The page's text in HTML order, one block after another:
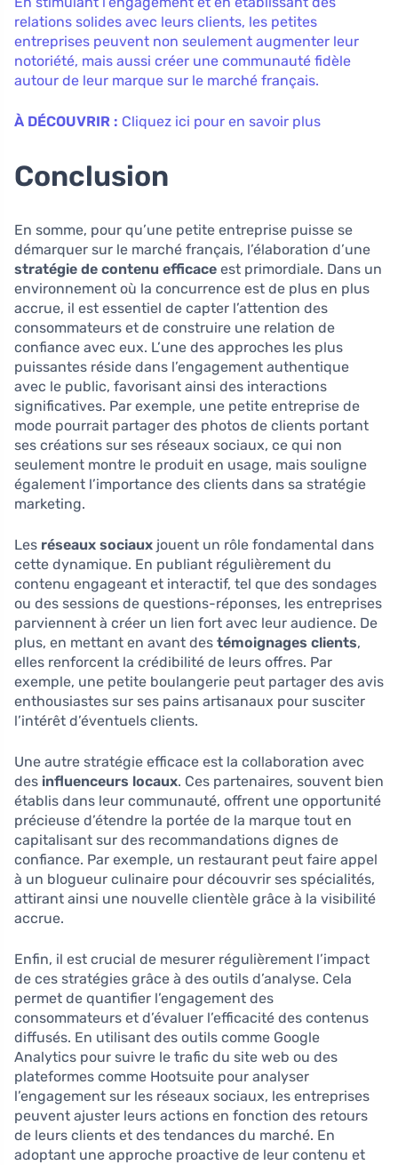
relations solides avec leurs clients, les petites
entreprises peuvent non seulement augmenter leur
notoriété, mais aussi créer une communauté fidèle
autour de leur marque sur le marché français.
À DÉCOUVRIR : Cliquez ici pour en savoir plus
Conclusion
En somme, pour qu’une petite entreprise puisse se
démarquer sur le marché français, l’élaboration d’une
stratégie de contenu efficace est primordiale. Dans un
environnement où la concurrence est de plus en plus
accrue, il est essentiel de capter l’attention des
consommateurs et de construire une relation de
confiance avec eux. L’une des approches les plus
puissantes réside dans l’engagement authentique
avec le public, favorisant ainsi des interactions
significatives. Par exemple, une petite entreprise de
mode pourrait partager des photos de clients portant
ses créations sur ses réseaux sociaux, ce qui non
seulement montre le produit en usage, mais souligne
également l’importance des clients dans sa stratégie
marketing.
Les réseaux sociaux jouent un rôle fondamental dans
cette dynamique. En publiant régulièrement du
contenu engageant et interactif, tel que des sondages
ou des sessions de questions-réponses, les entreprises
parviennent à créer un lien fort avec leur audience. De
plus, en mettant en avant des témoignages clients,
elles renforcent la crédibilité de leurs offres. Par
exemple, une petite boulangerie peut partager des avis
enthousiastes sur ses pains artisanaux pour susciter
l’intérêt d’éventuels clients.
Une autre stratégie efficace est la collaboration avec
des influenceurs locaux. Ces partenaires, souvent bien
établis dans leur communauté, offrent une opportunité
précieuse d’étendre la portée de la marque tout en
capitalisant sur des recommandations dignes de
confiance. Par exemple, un restaurant peut faire appel
à un blogueur culinaire pour découvrir ses spécialités,
attirant ainsi une nouvelle clientèle grâce à la visibilité
accrue.
Enfin, il est crucial de mesurer régulièrement l’impact
de ces stratégies grâce à des outils d’analyse. Cela
permet de quantifier l’engagement des
consommateurs et d’évaluer l’efficacité des contenus
diffusés. En utilisant des outils comme Google
Analytics pour suivre le trafic du site web ou des
plateformes comme Hootsuite pour analyser
l’engagement sur les réseaux sociaux, les entreprises
peuvent ajuster leurs actions en fonction des retours
de leurs clients et des tendances du marché. En
adoptant une approche proactive de leur contenu et